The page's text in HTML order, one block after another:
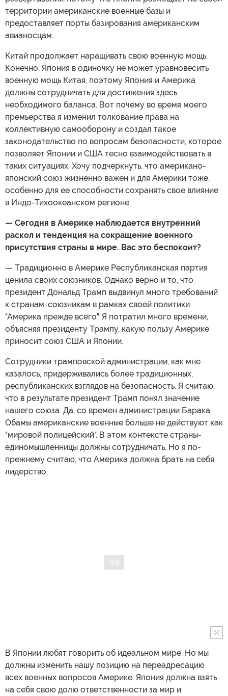
территории американские военные базы и
предоставляет порты базирования американским
авианосцам.
Китай продолжает наращивать свою военную мощь.
Конечно, Япония в одиночку не может уравновесить
военную мощь Китая, поэтому Япония и Америка
должны сотрудничать для достижения здесь
необходимого баланса. Вот почему во время моего
премьерства я изменил толкование права на
коллективную самооборону и создал такое
законодательство по вопросам безопасности, которое
позволяет Японии и США тесно взаимодействовать в
таких ситуациях. Хочу подчеркнуть, что американо-
японский союз жизненно важен и для Америки тоже,
особенно для ее способности сохранять свое влияние
в Индо-Тихоокеанском регионе.
— Сегодня в Америке наблюдается внутренний
раскол и тенденция на сокращение военного
присутствия страны в мире. Вас это беспокоит?
— Традиционно в Америке Республиканская партия
ценила своих союзников. Однако верно и то, что
президент Дональд Трамп выдвинул много требований
к странам-союзникам в рамках своей политики
"Америка прежде всего". Я потратил много времени,
объясняя президенту Трампу, какую пользу Америке
приносит союз США и Японии.
Сотрудники трамповской администрации, как мне
казалось, придерживались более традиционных,
республиканских взглядов на безопасность. Я считаю,
что в результате президент Трамп понял значение
нашего союза. Да, со времен администрации Барака
Обамы американские военные больше не действуют как
"мировой полицейский". В этом контексте страны-
единомышленницы должны сотрудничать. Но я по-
прежнему считаю, что Америка должна брать на себя
лидерство.
В Японии любят говорить об идеальном мире. Но мы
должны изменить нашу позицию на переадресацию
всех военных вопросов Америке. Япония должна взять
на себя свою долю ответственности за мир и